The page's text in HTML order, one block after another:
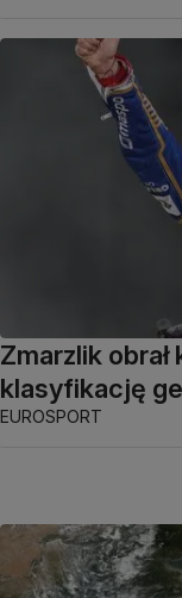
Zmarzlik obrał
klasyfikację
EUROSPORT